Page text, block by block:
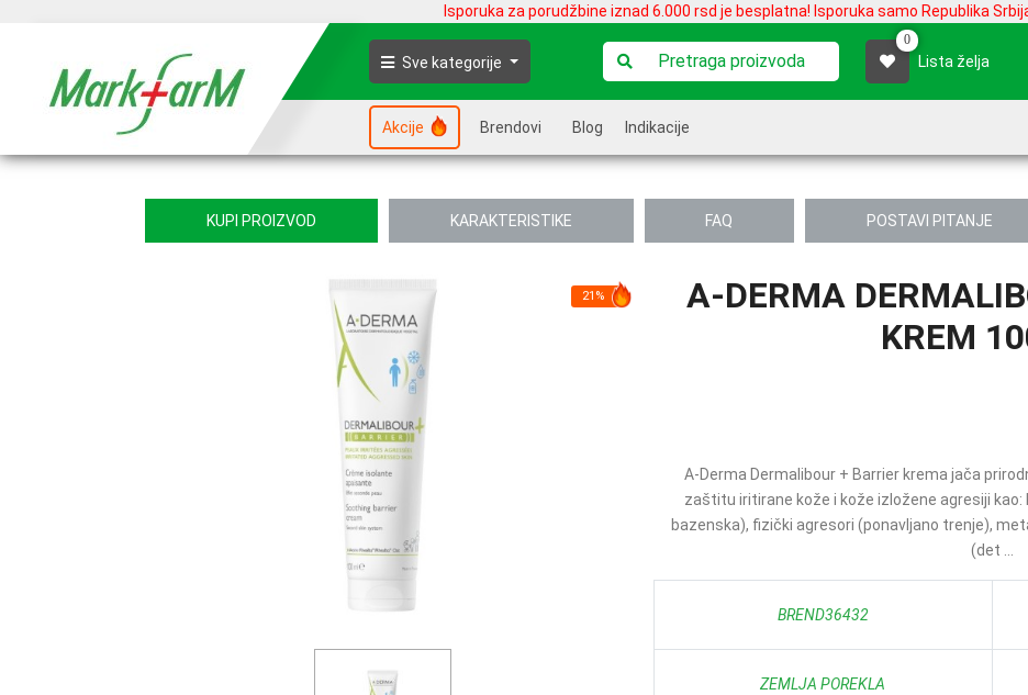
Isporuka za porudžbine iznad 6.000 rsd je besplatna! Isporuka samo Republika
Sve kategorije
0
Lista želja
Akcije Brendovi Blog Indikacije
KUPI PROIZVOD KARAKTERISTIKE FAQ POSTAVI PITANJE
21%
A-DERMA
KREM
A-Derma Dermalibour + Barrier krema jača
zaštitu iritirane kože i kože izložene agresiji
bazenska), fizički agresori (ponavljano trenje),
(det ...
BREND36432
ZEMLJA POREKLA